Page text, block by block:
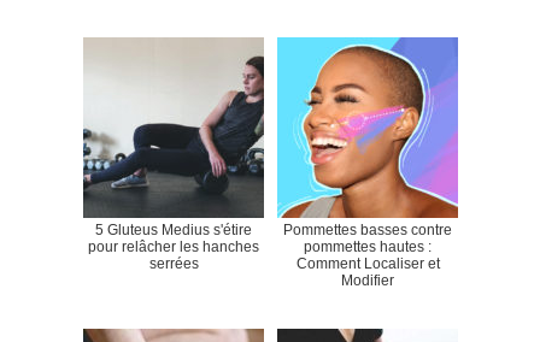
5 Gluteus Medius s'étire
pour relâcher les hanches
serrées
Pommettes basses contre
pommettes hautes :
Comment Localiser et
Modifier